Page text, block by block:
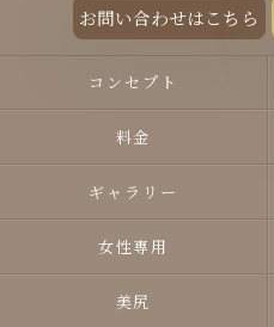
お問い合わせはこちら
コンセプト
料金
ギャラリー
女性専用
美尻